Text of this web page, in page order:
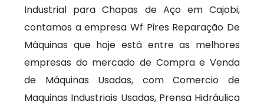
Industrial para Chapas de Aço em Cajobi,
contamos a empresa Wf Pires Reparação De
Máquinas que hoje está entre as melhores
empresas do mercado de Compra e Venda
de Máquinas Usadas, com Comercio de
Maquinas Industriais Usadas, Prensa Hidráulica